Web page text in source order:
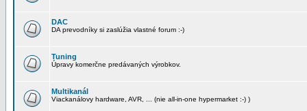
DAC
DA prevodníky si zaslúžia vlastné forum :-)
Tuning
Úpravy komerčne predávaných výrobkov.
Multikanál
Viackanálovy hardware, AVR, ... (nie all-in-one hypermarket :-) )